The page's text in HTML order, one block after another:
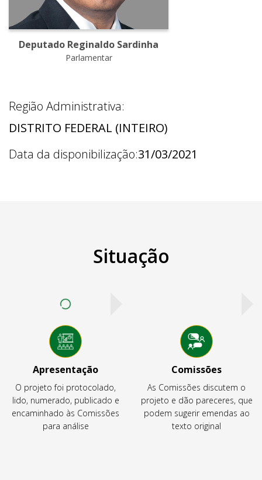
Deputado Reginaldo Sardinha
Parlamentar
Região Administrativa:
DISTRITO FEDERAL (INTEIRO)
Data da disponibilização:31/03/2021
Situação
Apresentação
O projeto foi protocolado,
lido, numerado, publicado e
encaminhado às Comissões
para análise
Comissões
As Comissões discutem o
projeto e dão pareceres, que
podem sugerir emendas ao
texto original